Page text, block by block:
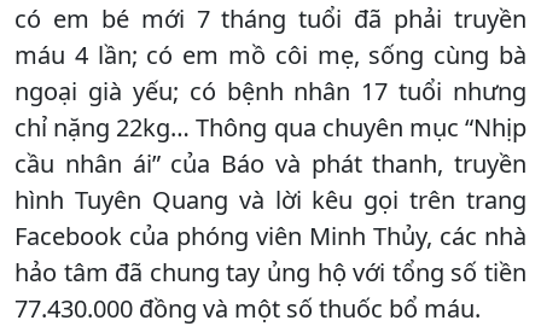
có em bé mới 7 tháng tuổi đã phải truyền
máu 4 lần; có em mồ côi mẹ, sống cùng bà
ngoại già yếu; có bệnh nhân 17 tuổi nhưng
chỉ nặng 22kg… Thông qua chuyên mục “Nhịp
cầu nhân ái” của Báo và phát thanh, truyền
hình Tuyên Quang và lời kêu gọi trên trang
Facebook của phóng viên Minh Thủy, các nhà
hảo tâm đã chung tay ủng hộ với tổng số tiền
77.430.000 đồng và một số thuốc bổ máu.